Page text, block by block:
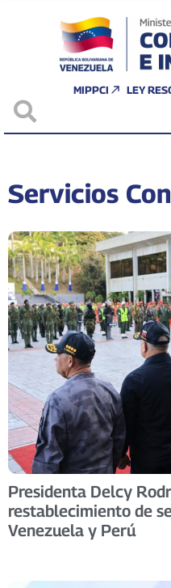
MIPPCI LEY
Servicios
Presidenta Delcy
restablecimiento de
Venezuela y Perú